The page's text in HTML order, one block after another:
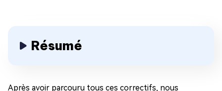
Résumé
Après avoir parcouru tous ces correctifs, nous